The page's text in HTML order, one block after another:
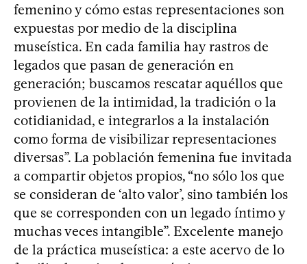
femenino y cómo estas representaciones son
expuestas por medio de la disciplina
museística. En cada familia hay rastros de
legados que pasan de generación en
generación; buscamos rescatar aquéllos que
provienen de la intimidad, la tradición o la
cotidianidad, e integrarlos a la instalación
como forma de visibilizar representaciones
diversas”. La población femenina fue invitada
a compartir objetos propios, “no sólo los que
se consideran de ‘alto valor’, sino también los
que se corresponden con un legado íntimo y
muchas veces intangible”. Excelente manejo
de la práctica museística: a este acervo de lo